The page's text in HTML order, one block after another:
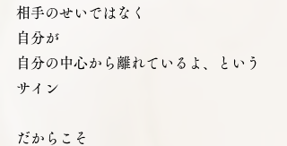
相手のせいではなく
自分が
自分の中心から離れているよ、という
サイン
だからこそ